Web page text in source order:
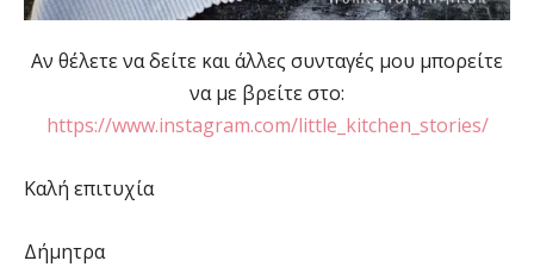
Αν θέλετε να δείτε και άλλες συνταγές μου μπορείτε
να με βρείτε στο:
https://www.instagram.com/little_kitchen_stories/
Καλή επιτυχία
Δήμητρα